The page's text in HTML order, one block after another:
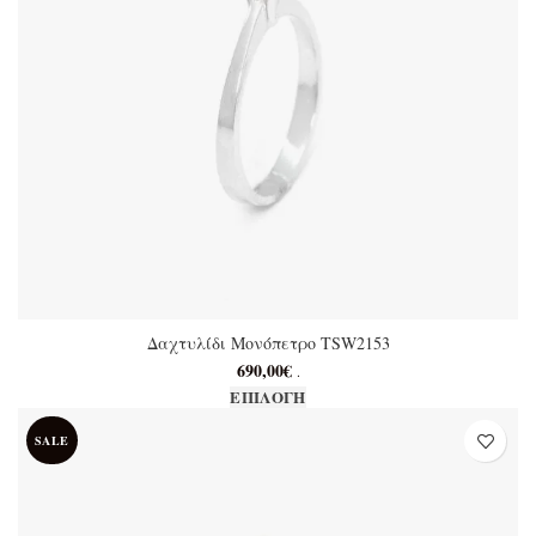
Δαχτυλίδι Μονόπετρο TSW2153
690,00€ .
ΕΠΙΛΟΓΉ
επιλογές μπορούν να
SALE